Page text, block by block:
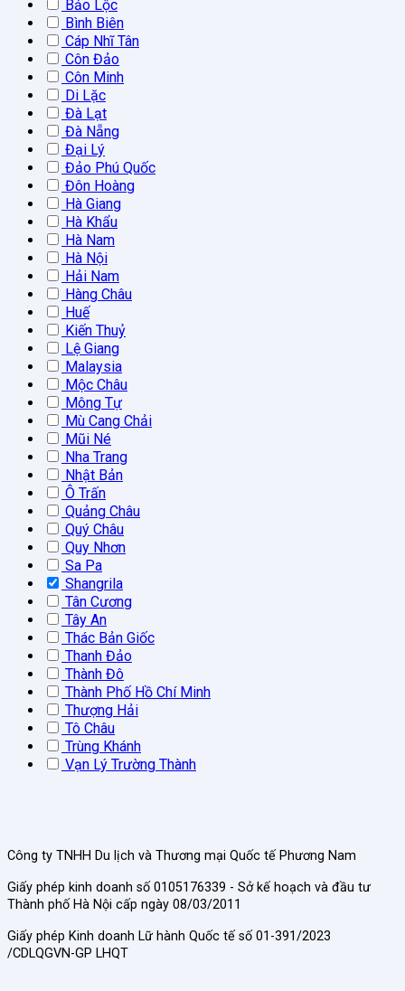
Bảo Lộc
Bình Biên
Cáp Nhĩ Tân
Côn Đảo
Côn Minh
Di Lặc
Đà Lạt
Đà Nẵng
Đại Lý
Đảo Phú Quốc
Đôn Hoàng
Hà Giang
Hà Khẩu
Hà Nam
Hà Nội
Hải Nam
Hàng Châu
Huế
Kiến Thuỷ
Lệ Giang
Malaysia
Mộc Châu
Mông Tự
Mù Cang Chải
Mũi Né
Nha Trang
Nhật Bản
Ô Trấn
Quảng Châu
Quý Châu
Quy Nhơn
Sa Pa
Shangrila
Tân Cương
Tây An
Thác Bản Giốc
Thanh Đảo
Thành Đô
Thành Phố Hồ Chí Minh
Thượng Hải
Tô Châu
Trùng Khánh
Vạn Lý Trường Thành
Công ty TNHH Du lịch và Thương mại Quốc tế Phương Nam
Giấy phép kinh doanh số 0105176339 - Sở kế hoạch và đầu tư
Thành phố Hà Nội cấp ngày 08/03/2011
Giấy phép Kinh doanh Lữ hành Quốc tế số 01-391/2023
/CDLQGVN-GP LHQT